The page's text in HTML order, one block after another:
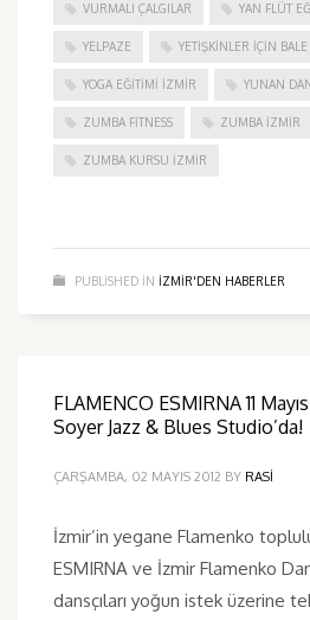
VURMALI ÇALGILAR YAN FLÜT
YELPAZE YETIŞKINLER IÇIN BALE
YOGA EĞITIMI İZMIR YUNAN
ZUMBA FITNESS ZUMBA İZMIR
ZUMBA KURSU İZMIR
PUBLISHED IN IZMIR'DEN HABERLER
FLAMENCO ESMIRNA 11
Soyer Jazz & Blues Studio’da!
ÇARŞAMBA, 02 MAYIS 2012 BY RASI
İzmir’in yegane Flamenko
ESMIRNA ve İzmir Flamenko
dansçıları yoğun istek üzerine